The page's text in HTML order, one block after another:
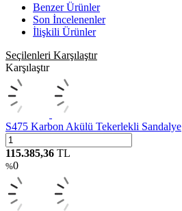
Benzer Ürünler
Son İncelenenler
İlişkili Ürünler
Seçilenleri Karşılaştır
Karşılaştır
S475 Karbon Akülü Tekerlekli Sandalye
115.385,36 TL
%0